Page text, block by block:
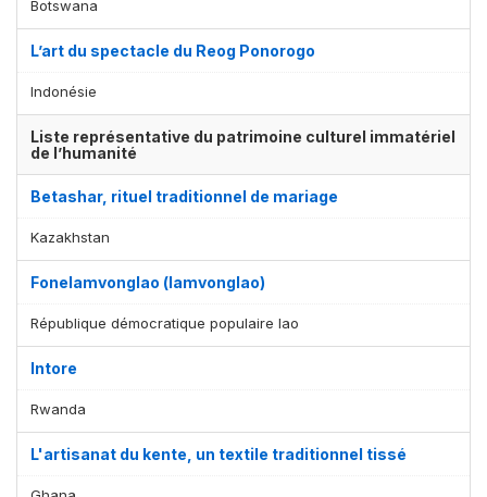
Botswana
L’art du spectacle du Reog Ponorogo
Indonésie
Liste représentative du patrimoine culturel immatériel
de l’humanité
Betashar, rituel traditionnel de mariage
Kazakhstan
Fonelamvonglao (lamvonglao)
République démocratique populaire lao
Intore
Rwanda
L'artisanat du kente, un textile traditionnel tissé